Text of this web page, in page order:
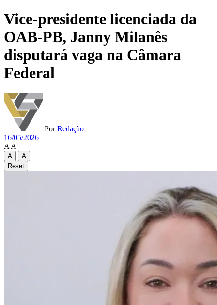
Vice-presidente licenciada da
OAB-PB, Janny Milanês
disputará vaga na Câmara
Federal
Por Redação
16/05/2026
A A
A
A
Reset